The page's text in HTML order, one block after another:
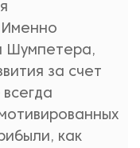
Именно
Шумпетера,
за счет
как